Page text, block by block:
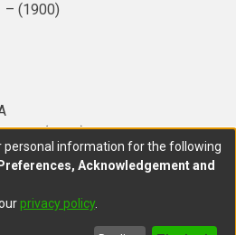
de arcillas por lavado e
Varela, Angel Rossini, Ricardo G.
– (1900)
– (8000). Universidad
(UPSO)
147
personal information for the following
Acknowledgement and
privacy policy.